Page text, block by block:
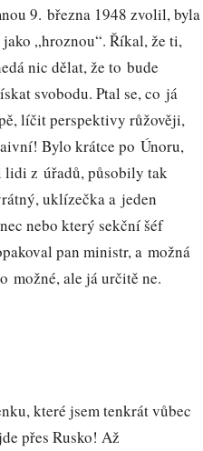
9. března 1948 zvolil, byla
„hroznou“. Říkal, že ti,
nic dělat, že to bude
svobodu. Ptal se, co já
líčit perspektivy růžověji,
Bylo krátce po Únoru,
lidi z úřadů, působily tak
uklízečka a jeden
nebo který sekční šéf
pan ministr, a možná
možné, ale já určitě ne.
které jsem tenkrát vůbec
přes Rusko! Až